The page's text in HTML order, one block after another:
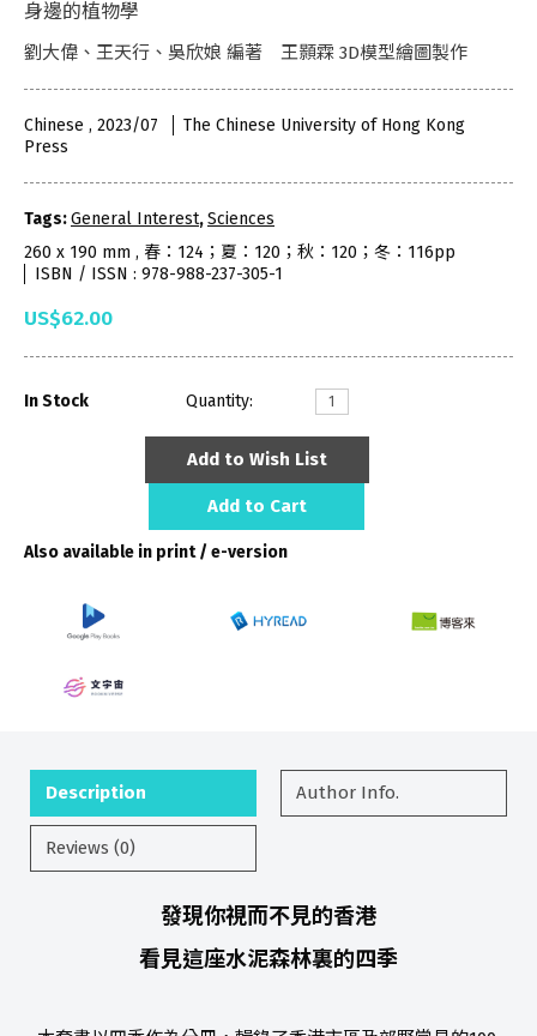
身邊的植物學
劉大偉、王天行、吳欣娘 編著 王顥霖 3D模型繪圖製作
Chinese , 2023/07
The Chinese University of Hong Kong
Press
Tags:General Interest,Sciences
260 x 190 mm , 春：124；夏：120；秋：120；冬：116pp
ISBN / ISSN : 978-988-237-305-1
US$62.00
In Stock Quantity:
Add to Wish List
Add to Cart
Also available in print / e-version
Description Author Info.
Reviews (0)
發現你視而不見的香港
看見這座水泥森林裏的四季